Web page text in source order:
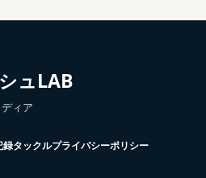
ュLAB
ィア
録タックルプライバシーポリシー